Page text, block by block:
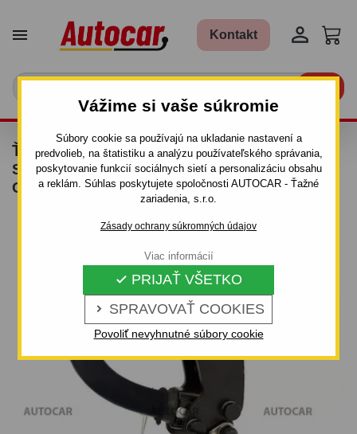
Vážime si vaše súkromie
Súbory cookie sa používajú na ukladanie nastavení a
predvolieb, na štatistiku a analýzu používateľského správania,
poskytovanie funkcií sociálnych sietí a personalizáciu obsahu
a reklám. Súhlas poskytujete spoločnosti AUTOCAR - Ťažné
zariadenia, s.r.o.
Zásady ochrany súkromných údajov
 SPRAVOVAŤ COOKIES
 PRIJAŤ VŠETKO
Povoliť nevyhnutné súbory cookie
Viac informácií
 Kontakt 
ŤAŽNÉ ZARIADENIE PRE DACIA DUSTER -
SUV 2/4 WD - OD 2010 DO 09/2013 -
ODNÍMATEĽNÝ BAJONETOVÝ SYSTÉM